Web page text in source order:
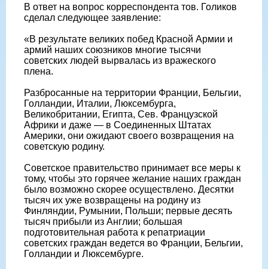
В ответ на вопрос корреспондента тов. Голиков
сделал следующее заявление:
«В результате великих побед Красной Армии и
армий наших союзников многие тысячи
советских людей вырвалась из вражеского
плена.
Разбросанные на территории Франции, Бельгии,
Голландии, Италии, Люксембурга,
Великобритании, Египта, Сев. Французской
Африки и даже — в Соединенных Штатах
Америки, они ожидают своего возвращения на
советскую родину.
Советское правительство принимает все меры к
тому, чтобы это горячее желание наших граждан
было возможно скорее осуществлено. Десятки
тысяч их уже возвращены на родину из
Финляндии, Румынии, Польши; первые десять
тысяч прибыли из Англии; большая
подготовительная работа к репатриации
советских граждан ведется во Франции, Бельгии,
Голландии и Люксембурге.